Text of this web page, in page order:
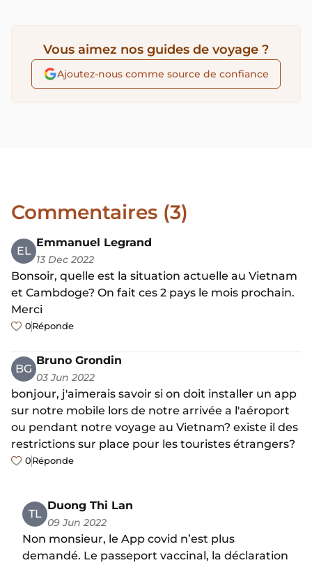
Vous aimez nos guides de voyage ?
Ajoutez-nous comme source de confiance
Commentaires (3)
EL
Emmanuel Legrand
13 Dec 2022
Bonsoir, quelle est la situation actuelle au Vietnam
et Cambdoge? On fait ces 2 pays le mois prochain.
Merci
0 Réponde
BG
Bruno Grondin
03 Jun 2022
bonjour, j'aimerais savoir si on doit installer un app
sur notre mobile lors de notre arrivée a l'aéroport
ou pendant notre voyage au Vietnam? existe il des
restrictions sur place pour les touristes étrangers?
0 Réponde
TL
Duong Thi Lan
09 Jun 2022
Non monsieur, le App covid n’est plus
demandé. Le passeport vaccinal, la déclaration